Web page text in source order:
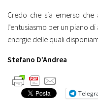
Credo che sia emerso
l’entusiasmo per un piano
energie delle quali
Stefano D’Andrea